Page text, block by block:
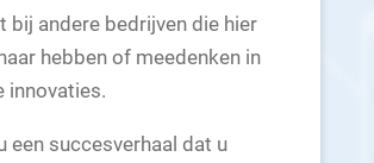
bij andere bedrijven die hier
hebben of meedenken in
innovaties.
een succesverhaal dat u